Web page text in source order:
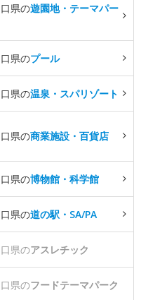
県の遊園地・テーマパー
県のプール
県の温泉・スパリゾート
県の商業施設・百貨店
県の博物館・科学館
県の道の駅・SA/PA
県のアスレチック
県のフードテーマパーク